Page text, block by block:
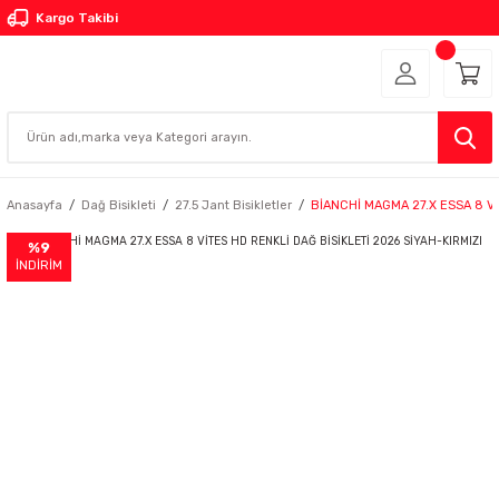
Kargo Takibi
Anasayfa Dağ Bisikleti 27.5 Jant Bisikletler BİANCHİ MAGMA 27.X ESSA 8
%9
İNDİRİM